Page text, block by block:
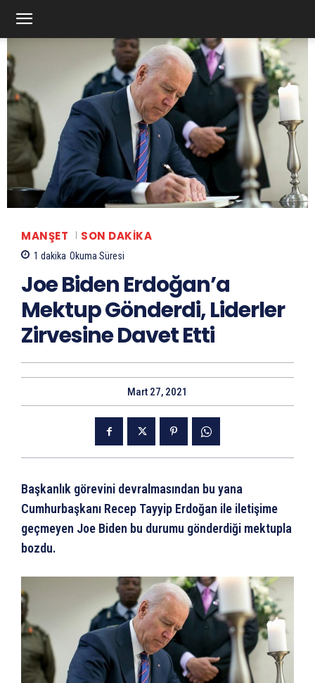
MANŞET SON DAKIKA
1 dakika Okuma Süresi
Joe Biden Erdoğan’a
Mektup Gönderdi, Liderler
Zirvesine Davet Etti
Mart 27, 2021
Başkanlık görevini devralmasından bu yana
Cumhurbaşkanı Recep Tayyip Erdoğan ile iletişime
geçmeyen Joe Biden bu durumu gönderdiği mektupla
bozdu.